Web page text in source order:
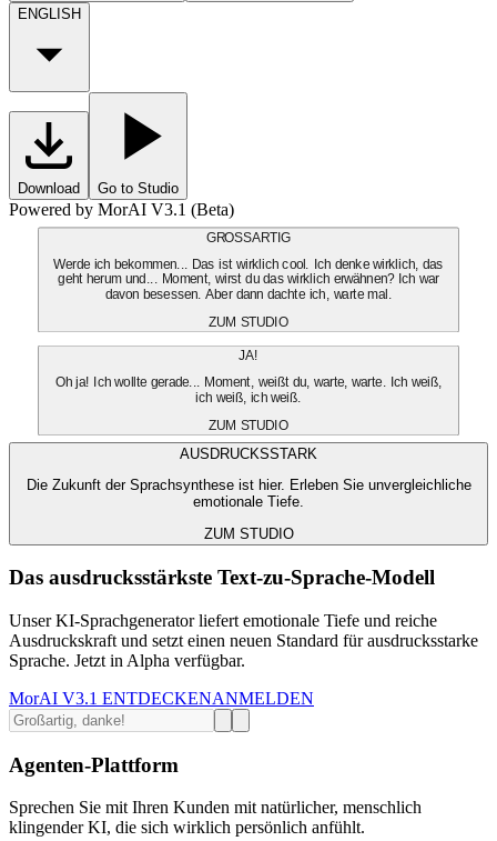
ENGLISH
Download Go to Studio
Powered by MorAI V3.1 (Beta)
GROSSARTIG
Werde ich bekommen... Das ist wirklich cool. Ich denke wirklich, das
geht herum und... Moment, wirst du das wirklich erwähnen? Ich war
davon besessen. Aber dann dachte ich, warte mal.
ZUM STUDIO
JA!
Oh ja! Ich wollte gerade... Moment, weißt du, warte, warte. Ich weiß,
ich weiß, ich weiß.
ZUM STUDIO
AUSDRUCKSSTARK
Die Zukunft der Sprachsynthese ist hier. Erleben Sie unvergleichliche
emotionale Tiefe.
ZUM STUDIO
Das ausdrucksstärkste Text-zu-Sprache-Modell
Unser KI-Sprachgenerator liefert emotionale Tiefe und reiche
Ausdruckskraft und setzt einen neuen Standard für ausdrucksstarke
Sprache. Jetzt in Alpha verfügbar.
MorAI V3.1 ENTDECKENANMELDEN
Agenten-Plattform
Sprechen Sie mit Ihren Kunden mit natürlicher, menschlich
klingender KI, die sich wirklich persönlich anfühlt.